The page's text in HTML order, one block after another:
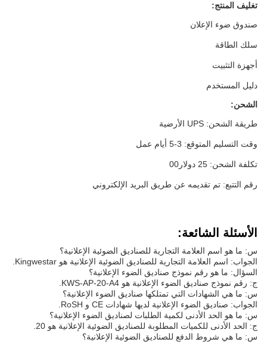
تغليف المنتج:
صندوق ضوء الإعلان
سلك الطاقة
أجهزة التثبيت
دليل المستخدم
الشحن:
طريقة الشحن: UPS الأرضية
وقت التسليم المتوقع: 3-5 أيام عمل
تكلفة الشحن: 25 دولار00
رقم التتبع: تم تقديمه عن طريق البريد الإلكتروني
الأسئلة الشائعة:
س: ما هو اسم العلامة التجارية للصناديق الضوئية الإعلانية؟
الجواب: اسم العلامة التجارية للصناديق الضوئية الإعلانية هو Kingwestar.
السؤال: ما هو رقم نموذج صناديق الضوء الإعلانية؟
ج: رقم نموذج صناديق الضوء الإعلانية هو KWS-AP-20-A4.
س: ما هي الشهادات التي تمتلكها صناديق الضوء الإعلانية؟
الجواب: صناديق الضوء الإعلانية لديها شهادات CE و RoSH.
س: ما هو الحد الأدنى لكمية الطلبات لصناديق الضوء الإعلانية؟
ج: الحد الأدنى للكميات المطلوبة للصناديق الضوئية الإعلانية هو 20.
س: ما هي شروط الدفع للصناديق الضوئية الإعلانية؟